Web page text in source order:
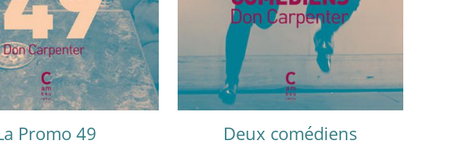
Promo 49 Deux comédiens